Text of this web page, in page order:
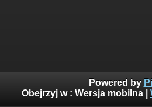
Powered by
Obejrzyj w : Wersja mobilna|